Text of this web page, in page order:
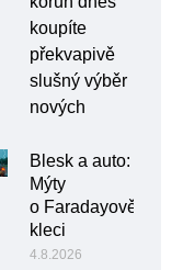
koupíte
překvapivě
slušný výběr
nových
Blesk a auto:
Mýty
o Faradayově
kleci
4.8.2026